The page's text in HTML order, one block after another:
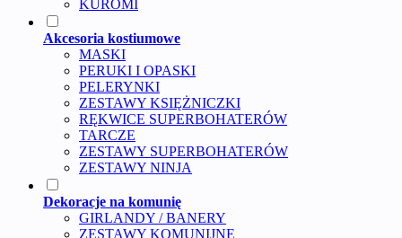
KUROMI
Akcesoria kostiumowe
MASKI
PERUKI I OPASKI
PELERYNKI
ZESTAWY KSIĘŻNICZKI
RĘKWICE SUPERBOHATERÓW
TARCZE
ZESTAWY SUPERBOHATERÓW
ZESTAWY NINJA
Dekoracje na komunię
GIRLANDY / BANERY
ZESTAWY KOMUNIJNE